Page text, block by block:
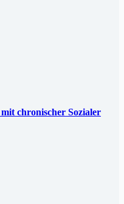
chronischer Sozialer